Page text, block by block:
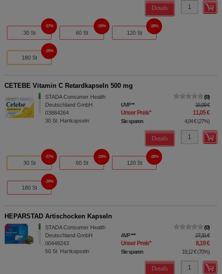
Details
30 St
27%
60 St
29%
120 St
28%
180 St
28%
CETEBE Vitamin C Retardkapseln 500 mg
STADA Consumer Health
Deutschland GmbH
03884264
30 St Hartkapseln
0
UVP** 15,09 €
Unser Preis* 11,05 €
Sie sparen 4,04 €(27%)
Details
30 St
27%
60 St
29%
120 St
28%
180 St
28%
HEPARSTAD Artischocken Kapseln
STADA Consumer Health
Deutschland GmbH
00449243
50 St Hartkapseln
0
AVP*** 27,31 €
Unser Preis* 8,19 €
Sie sparen 19,12 €(70%)
Details